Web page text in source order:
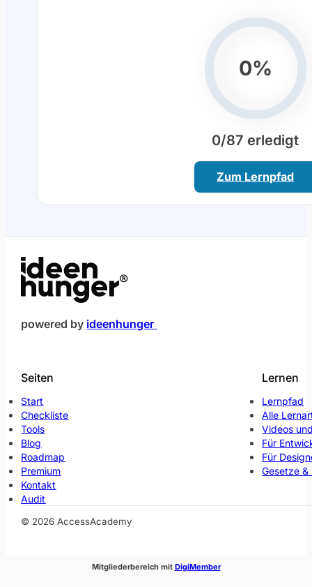
0%
0/87 erledigt
Zum Lernpfad
powered by ideenhunger
Seiten
Start
Checkliste
Tools
Blog
Roadmap
Premium
Kontakt
Audit
Lernen
Lernpfad
Alle
Videos
Für
Für
Gesetze
© 2026 AccessAcademy
Mitgliederbereich mit DigiMember(öffnet im neuen